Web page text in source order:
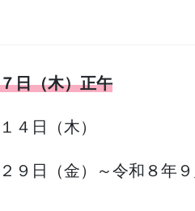
日（木）正午
日（木）
日（金）～令和８年９